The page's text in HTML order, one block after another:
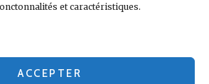
et caractéristiques.
ACCEPTER
COOKIES (UE)